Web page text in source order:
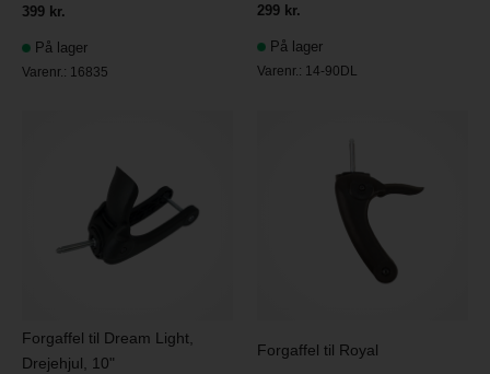
399 kr.
På lager
Varenr.: 16835
299 kr.
På lager
Varenr.: 14-90DL
Forgaffel til Dream Light,
Drejehjul, 10"
Forgaffel til Royal